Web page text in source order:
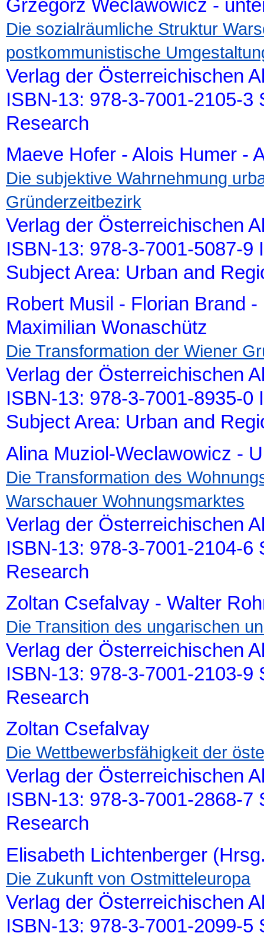
Grzegorz Weclawowicz -
Die sozialräumliche Struktur
postkommunistische
Verlag der Österreichischen
ISBN-13: 978-3-7001-2105-3
Research
Maeve Hofer - Alois Humer -
Die subjektive Wahrnehmung
Gründerzeitbezirk
Verlag der Österreichischen
ISBN-13: 978-3-7001-5087-
Subject Area: Urban and
Robert Musil - Florian Brand
Maximilian Wonaschütz
Die Transformation der Wiener
Verlag der Österreichischen
ISBN-13: 978-3-7001-8935-
Subject Area: Urban and
Alina Muziol-Weclawowicz -
Die Transformation des
Warschauer Wohnungsmarktes
Verlag der Österreichischen
ISBN-13: 978-3-7001-2104-6
Research
Zoltan Csefalvay - Walter
Die Transition des ungarischen
Verlag der Österreichischen
ISBN-13: 978-3-7001-2103-9
Research
Zoltan Csefalvay
Die Wettbewerbsfähigkeit der
Verlag der Österreichischen
ISBN-13: 978-3-7001-2868-7
Research
Elisabeth Lichtenberger
Die Zukunft von Ostmitteleuropa
Verlag der Österreichischen
ISBN-13: 978-3-7001-2099-5